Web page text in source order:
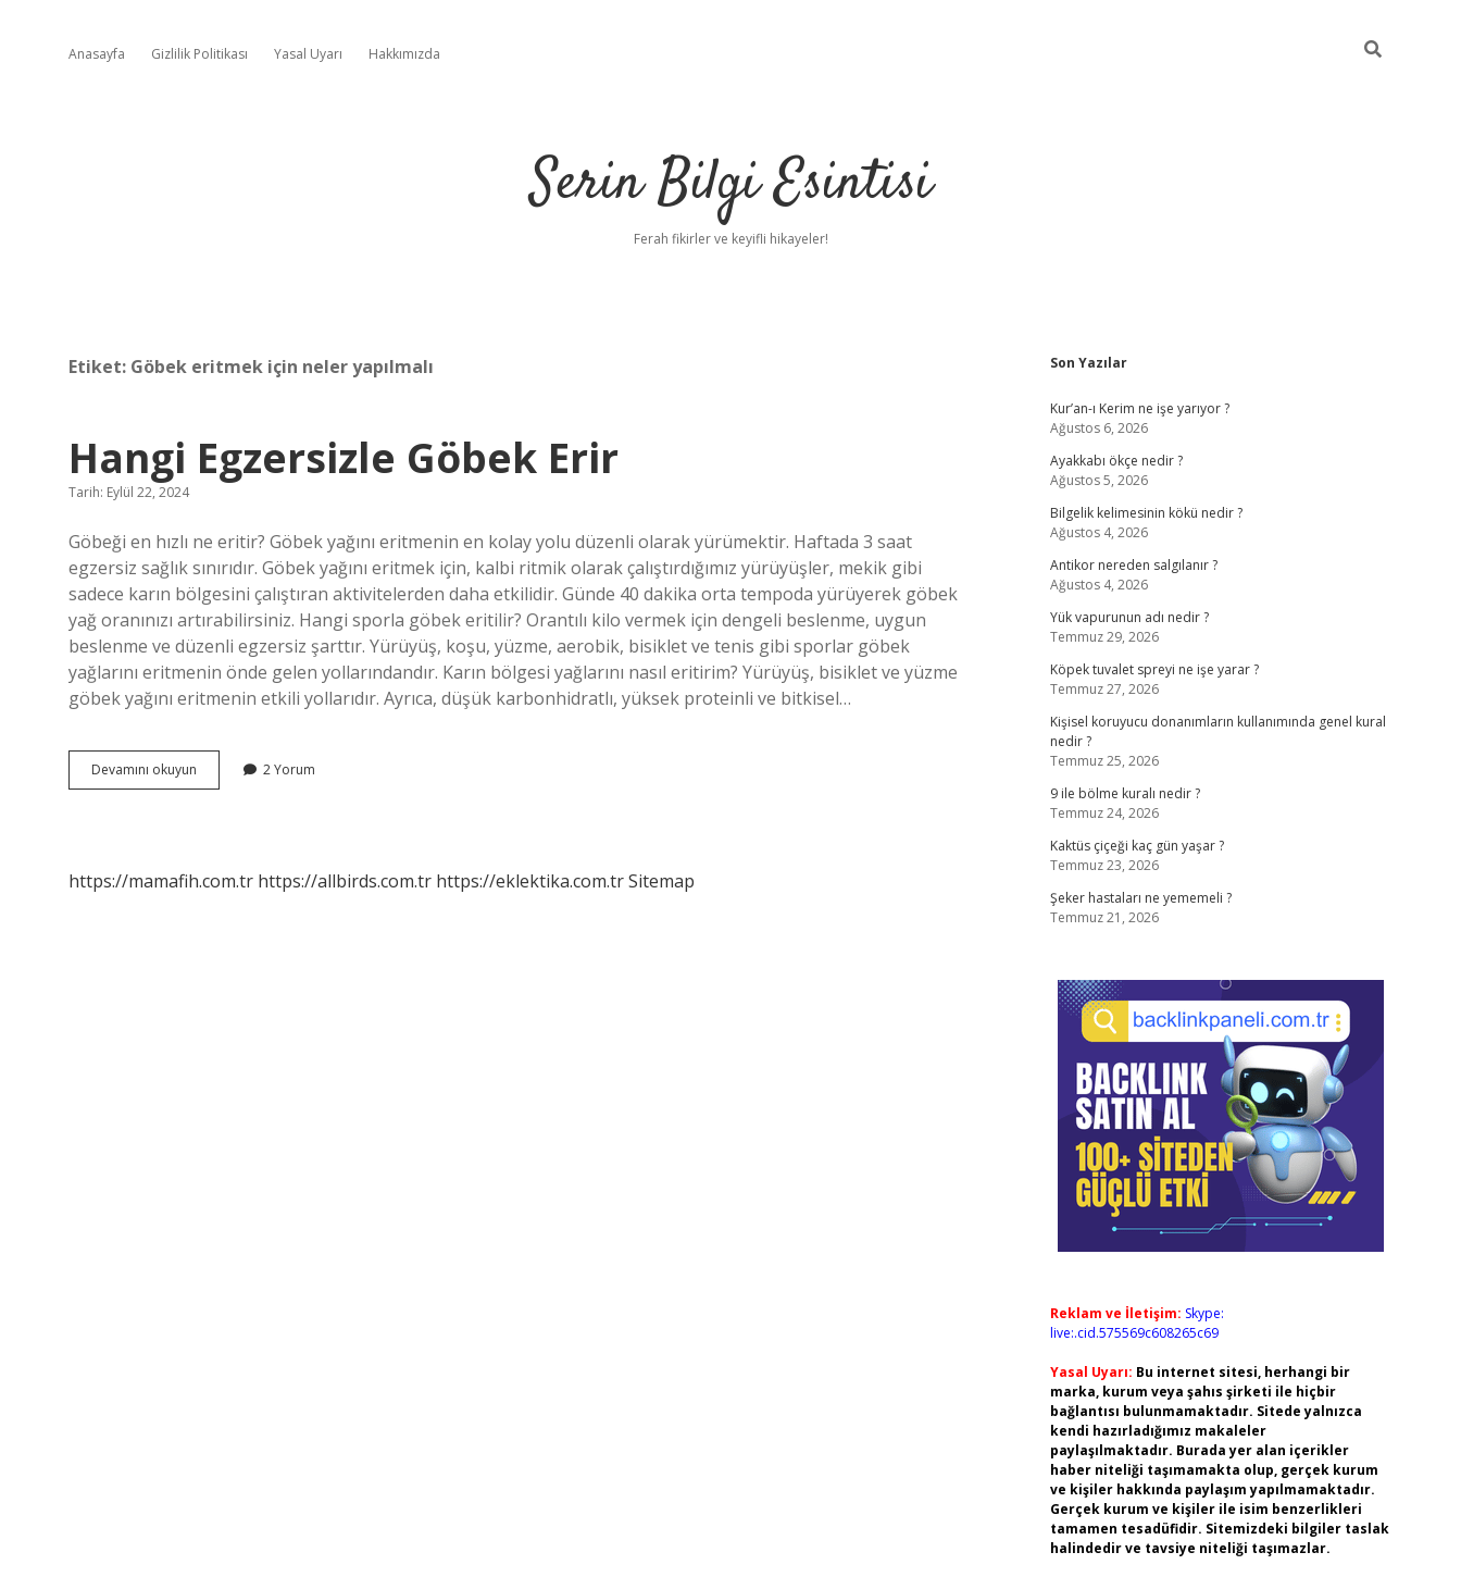
Anasayfa Gizlilik Politikası Yasal Uyarı Hakkımızda
Serin Bilgi Esintisi
Ferah fikirler ve keyifli hikayeler!
Etiket: Göbek eritmek için neler yapılmalı
Hangi Egzersizle Göbek Erir
Tarih: Eylül 22, 2024
Göbeği en hızlı ne eritir? Göbek yağını eritmenin en kolay yolu düzenli olarak yürümektir. Haftada 3 saat
egzersiz sağlık sınırıdır. Göbek yağını eritmek için, kalbi ritmik olarak çalıştırdığımız yürüyüşler, mekik gibi
sadece karın bölgesini çalıştıran aktivitelerden daha etkilidir. Günde 40 dakika orta tempoda yürüyerek göbek
yağ oranınızı artırabilirsiniz. Hangi sporla göbek eritilir? Orantılı kilo vermek için dengeli beslenme, uygun
beslenme ve düzenli egzersiz şarttır. Yürüyüş, koşu, yüzme, aerobik, bisiklet ve tenis gibi sporlar göbek
yağlarını eritmenin önde gelen yollarındandır. Karın bölgesi yağlarını nasıl eritirim? Yürüyüş, bisiklet ve yüzme
göbek yağını eritmenin etkili yollarıdır. Ayrıca, düşük karbonhidratlı, yüksek proteinli ve bitkisel…
Devamını okuyun
Egzersizle
2 Yorum
https://mamafih.com.tr https://allbirds.com.tr https://eklektika.com.trSitemap
Sidebar
Son Yazılar
Kur’an-ı Kerim ne işe yarıyor ?
Ağustos 6, 2026
Ayakkabı ökçe nedir ?
Ağustos 5, 2026
Bilgelik kelimesinin kökü nedir ?
Ağustos 4, 2026
Antikor nereden salgılanır ?
Ağustos 4, 2026
Yük vapurunun adı nedir ?
Temmuz 29, 2026
Köpek tuvalet spreyi ne işe yarar ?
Temmuz 27, 2026
Kişisel koruyucu donanımların kullanımında genel kural
nedir ?
Temmuz 25, 2026
9 ile bölme kuralı nedir ?
Temmuz 24, 2026
Kaktüs çiçeği kaç gün yaşar ?
Temmuz 23, 2026
Şeker hastaları ne yememeli ?
Temmuz 21, 2026
Reklam ve İletişim: Skype:
live:.cid.575569c608265c69
Yasal Uyarı: Bu internet sitesi, herhangi bir
marka, kurum veya şahıs şirketi ile hiçbir
bağlantısı bulunmamaktadır. Sitede yalnızca
kendi hazırladığımız makaleler
paylaşılmaktadır. Burada yer alan içerikler
haber niteliği taşımamakta olup, gerçek kurum
ve kişiler hakkında paylaşım yapılmamaktadır.
Gerçek kurum ve kişiler ile isim benzerlikleri
tamamen tesadüfidir. Sitemizdeki bilgiler taslak
halindedir ve tavsiye niteliği taşımazlar.